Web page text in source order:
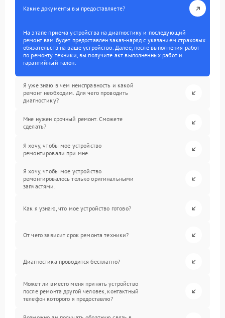
Какие документы вы предоставляете?
На этапе приема устройства на диагностику и последующий
ремонт вам будет предоставлен заказ-наряд с указанием страховых
обязательств на ваше устройство. Далее, после выполнения работ
по ремонту техники, вы получите акт выполненных работ и
гарантийный талон.
Я уже знаю в чем неисправность и какой
ремонт необходим. Для чего проводить
диагностику?
Мне нужен срочный ремонт. Сможете
сделать?
Я хочу, чтобы мое устройство
ремонтировали при мне.
Я хочу, чтобы мое устройство
ремонтировалось только оригинальными
запчастями.
Как я узнаю, что мое устройство готово?
От чего зависит срок ремонта техники?
Диагностика проводится бесплатно?
Может ли вместо меня принять устройство
после ремонта другой человек, контактный
телефон которого я предоставлю?